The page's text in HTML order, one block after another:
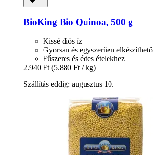
BioKing Bio Quinoa, 500 g
Kissé diós íz
Gyorsan és egyszerűen elkészíthető
Fűszeres és édes ételekhez
2.940 Ft (5.880 Ft / kg)
Szállítás eddig: augusztus 10.